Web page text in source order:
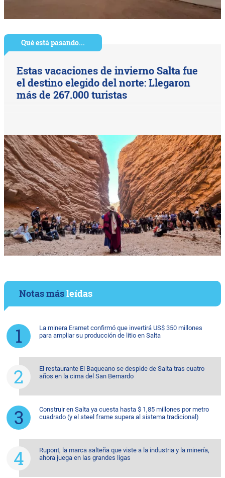
Qué está pasando...
Estas vacaciones de invierno Salta fue
el destino elegido del norte: Llegaron
más de 267.000 turistas
Notas másleídas
La minera Eramet confirmó que invertirá US$ 350 millones
para ampliar su producción de litio en Salta
El restaurante El Baqueano se despide de Salta tras cuatro
años en la cima del San Bernardo
Construir en Salta ya cuesta hasta $ 1,85 millones por metro
cuadrado (y el steel frame supera al sistema tradicional)
Rupont, la marca salteña que viste a la industria y la minería,
ahora juega en las grandes ligas